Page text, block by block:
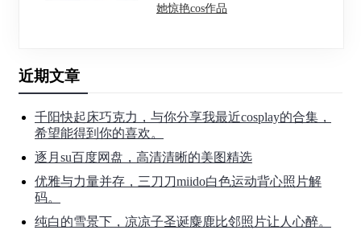
她惊艳cos作品
近期文章
千阳快起床巧克力，与你分享我最近cosplay的合集，
希望能得到你的喜欢。
逐月su百度网盘，高清清晰的美图精选
优雅与力量并存，三刀刀miido白色运动背心照片解
码。
纯白的雪景下，凉凉子圣诞麋鹿比邻照片让人心醉。